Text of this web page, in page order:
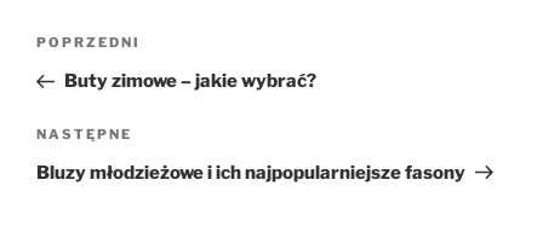
Nawigacja
Poprzedni
wpis
POPRZEDNI
Buty zimowe – jakie wybrać?
Następny
wpis
NASTĘPNE
Bluzy młodzieżowe i ich najpopularniejsze fasony